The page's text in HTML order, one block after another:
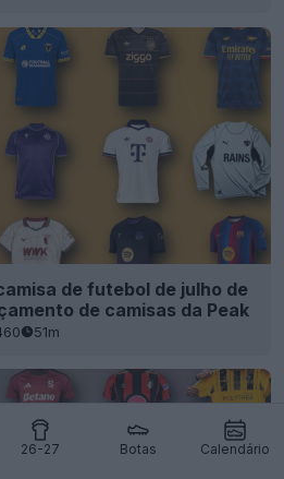
26-27 Botas Calendário
de futebol de julho de
de camisas da Peak
51m